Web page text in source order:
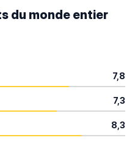
du monde entier
7,8
7,3
8,3